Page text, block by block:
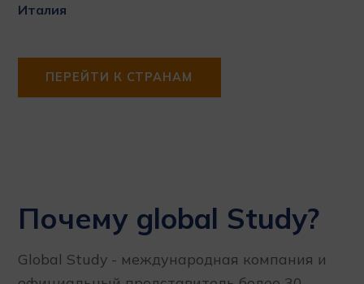
Италия
ПЕРЕЙТИ К СТРАНАМ
Почему global Study?
Global Study - международная компания и